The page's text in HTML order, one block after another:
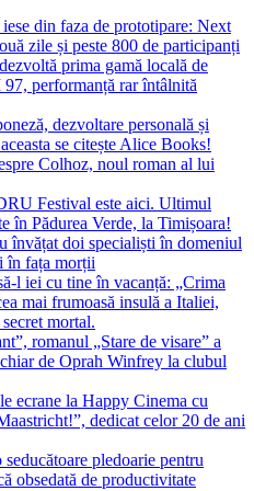
din faza de prototipare: Next
zile și peste 800 de participanți
prima gamă locală de
performanță rar întâlnită
dezvoltare personală și
se citește Alice Books!
Colhoz, noul roman al lui
Festival este aici. Ultimul
în Pădurea Verde, la Timișoara!
învățat doi specialiști în domeniul
în fața morții
l iei cu tine în vacanță: „Crima
mai frumoasă insulă a Italiei,
mortal.
romanul „Stare de visare” a
de Oprah Winfrey la clubul
ecrane la Happy Cinema cu
dedicat celor 20 de ani
pledoarie pentru
obsedată de productivitate